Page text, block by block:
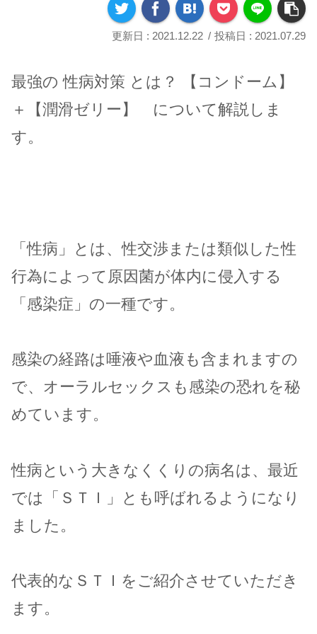
2021.12.22 2021.07.29
最強の 性病対策 とは？ 【コンドーム】
＋【潤滑ゼリー】 について解説しま
す。
「性病」とは、性交渉または類似した性
行為によって原因菌が体内に侵入する
「感染症」の一種です。
感染の経路は唾液や血液も含まれますの
で、オーラルセックスも感染の恐れを秘
めています。
性病という大きなくくりの病名は、最近
では「ＳＴＩ
」
とも呼ばれるようになり
ました。
代表的なＳＴＩをご紹介させていただき
ます。